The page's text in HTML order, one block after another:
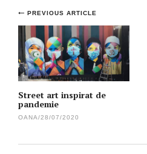
Post
navigation
PREVIOUS ARTICLE
Street art inspirat de
pandemie
OANA/28/07/2020